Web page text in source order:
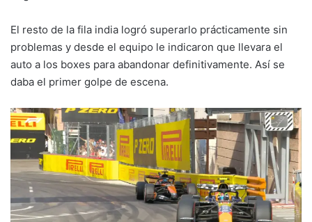
El resto de la fila india logró superarlo prácticamente sin
problemas y desde el equipo le indicaron que llevara el
auto a los boxes para abandonar definitivamente. Así se
daba el primer golpe de escena.